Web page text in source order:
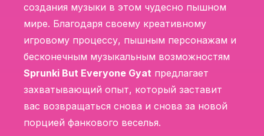
создания музыки в этом чудесно пышном
мире. Благодаря своему креативному
игровому процессу, пышным персонажам и
бесконечным музыкальным возможностям
Sprunki But Everyone Gyat предлагает
захватывающий опыт, который заставит
вас возвращаться снова и снова за новой
порцией фанкового веселья.